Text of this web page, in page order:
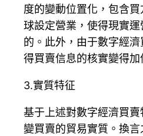
度的變動位置化，包含
球設定營業，使得現實
的。此外，由于數字經
得買賣信息的核實變得
3.實質特征
基于上述對數字經濟買
變買賣的貿易實質。換